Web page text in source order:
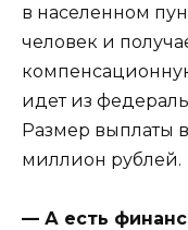
в населенном
человек и
идет из
Размер выплаты
миллион рублей.
— А есть